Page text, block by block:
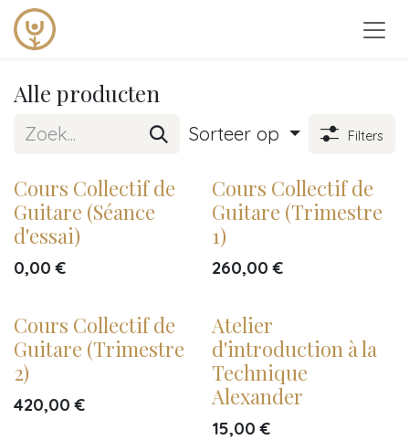
Overslaan naar inhoud
Alle producten
Sorteer op Filters
Cours Collectif de
Guitare (Séance
d'essai)
0,00 €
Cours Collectif de
Guitare (Trimestre
1)
260,00 €
Cours Collectif de
Guitare (Trimestre
2)
420,00 €
Atelier
d'introduction à la
Technique
Alexander
15,00 €